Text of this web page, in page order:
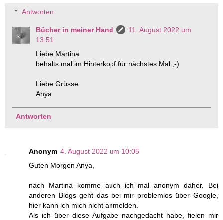
Antworten
Bücher in meiner Hand
11. August 2022 um
13:51
Liebe Martina
behalts mal im Hinterkopf für nächstes Mal ;-)
Liebe Grüsse
Anya
Antworten
Anonym 4. August 2022 um 10:05
Guten Morgen Anya,
nach Martina komme auch ich mal anonym daher. Bei
anderen Blogs geht das bei mir problemlos über Google,
hier kann ich mich nicht anmelden.
Als ich über diese Aufgabe nachgedacht habe, fielen mir